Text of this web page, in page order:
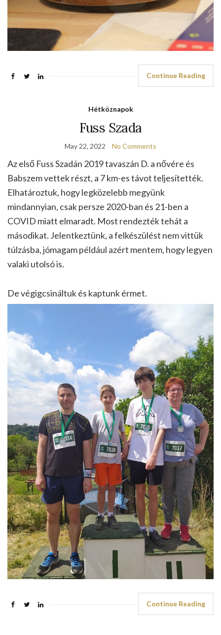
Continue Reading
Hétköznapok
Fuss Szada
May 22, 2022 No Comments
Az első Fuss Szadán 2019 tavaszán D. a nővére és
Babszem vettek részt, a 7 km-es távot teljesítették.
Elhatároztuk, hogy legközelebb megyünk
mindannyian, csak persze 2020-ban és 21-ben a
COVID miatt elmaradt. Most rendezték tehát a
másodikat. Jelentkeztünk, a felkészülést nem vittük
túlzásba, jómagam például azért mentem, hogy legyen
valaki utolsó is.
De végigcsináltuk és kaptunk érmet.
Continue Reading